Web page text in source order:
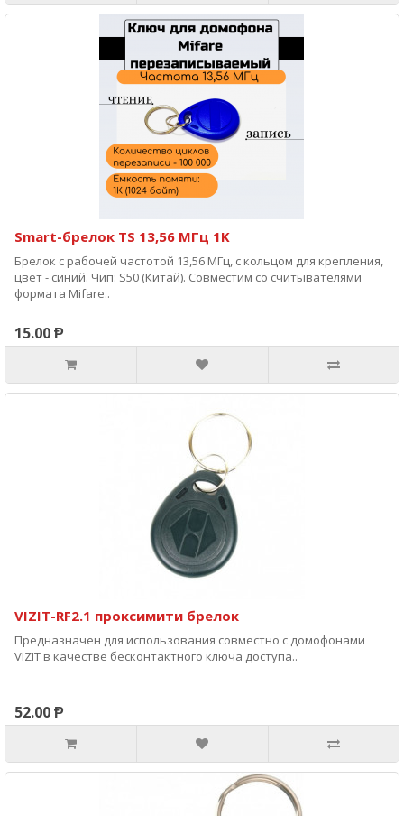
Smart-брелок TS 13,56 МГц 1K
Брелок с рабочей частотой 13,56 МГц, с кольцом для крепления,
цвет - синий. Чип: S50 (Китай). Совместим со считывателями
формата Mifare..
15.00 Ᵽ
VIZIT-RF2.1 проксимити брелок
Предназначен для использования совместно с домофонами
VIZIT в качестве бесконтактного ключа доступа..
52.00 Ᵽ